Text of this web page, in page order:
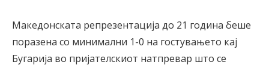
Македонската репрезентација до 21 година беше
поразена со минимални 1-0 на гостувањето кај
Бугарија во пријателскиот натпревар што се